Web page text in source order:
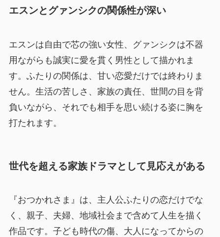
エスンとグァンシクの関係性が深い
エスンは自由で芯の強い女性、グァンシクは不器
用ながらも誠実に愛を貫く男性として描かれま
す。ふたりの関係は、甘い恋愛だけでは終わりま
せん。生活の苦しさ、家族の責任、世間の目を背
負いながら、それでも相手を思い続ける姿に胸を
打たれます。
世代を超える家族ドラマとして見応えがある
『おつかれさま』は、主人公ふたりの恋だけでな
く、親子、夫婦、地域社会まで含めて人生を描く
作品です。子ども時代の傷、大人になってからの